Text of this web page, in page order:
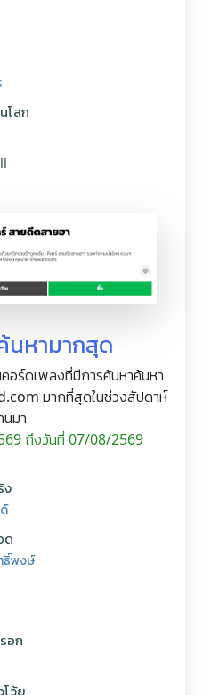
โลก
นหามากสุด
อร์ดเพลงที่มีการค้นหาค้นหา
มากที่สุดในช่วงสัปดาห์
มา
ถึงวันที่ 07/08/2569
ง
ด
ธิ์พงษ์
อก
โว้ย